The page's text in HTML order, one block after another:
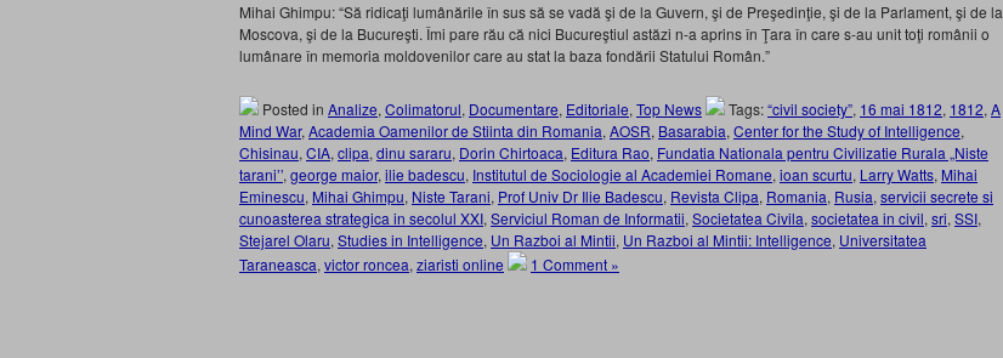
Mihai Ghimpu: “Să ridicaţi lumânările în sus să se vadă şi de la Guvern, şi de Preşedinţie, şi de la Parlament, şi de la
Moscova, şi de la Bucureşti. Îmi pare rău că nici Bucureştiul astăzi n-a aprins în Ţara în care s-au unit toţi românii o
lumânare în memoria moldovenilor care au stat la baza fondării Statului Român.”
Posted in Analize, Colimatorul, Documentare, Editoriale, Top News Tags:“civil society”, 16 mai 1812, 1812, A
Mind War, Academia Oamenilor de Stiinta din Romania, AOSR, Basarabia, Center for the Study of Intelligence,
Chisinau, CIA, clipa, dinu sararu, Dorin Chirtoaca, Editura Rao, Fundatia Nationala pentru Civilizatie Rurala „Niste
tarani’’, george maior, ilie badescu, Institutul de Sociologie al Academiei Romane, ioan scurtu, Larry Watts, Mihai
Eminescu, Mihai Ghimpu, Niste Tarani, Prof Univ Dr Ilie Badescu, Revista Clipa, Romania, Rusia, servicii secrete si
cunoasterea strategica in secolul XXI, Serviciul Roman de Informatii, Societatea Civila, societatea in civil, sri, SSI,
Stejarel Olaru, Studies in Intelligence, Un Razboi al Mintii, Un Razboi al Mintii: Intelligence, Universitatea
Taraneasca, victor roncea, ziaristi online 1 Comment »